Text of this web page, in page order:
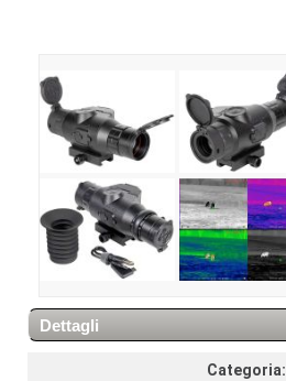
Dettagli
Categoria: